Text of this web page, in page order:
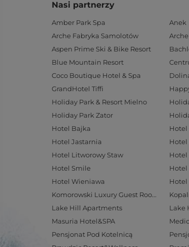
Nasi partnerzy
Amber Park Spa Anek
Arche Fabryka Samolotów
Aspen Prime Ski & Bike Resort
Blue Mountain Resort
Coco Boutique Hotel & Spa
GrandHotel Tiffi
Holiday Park & Resort Mielno
Holiday Park Zator
Hotel Bajka
Hotel
Hotel Jastarnia
Hotel
Hotel Litworowy Staw
Hotel
Hotel Smile
Hotel Wieniawa
Hotel
Komorowski Luxury Guest Rooms
Lake Hill Apartments
Lake
Masuria Hotel&SPA
Pensjonat Pod Kotelnicą